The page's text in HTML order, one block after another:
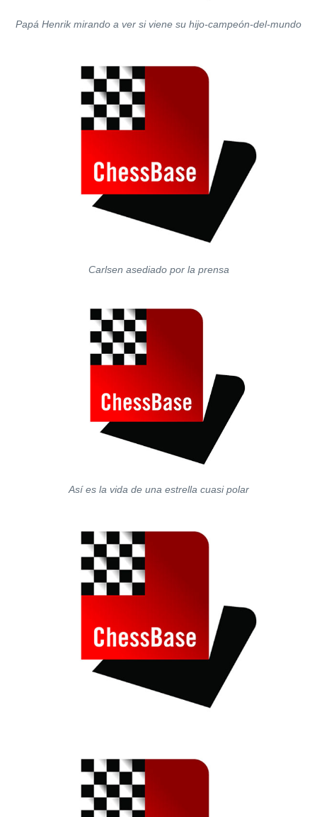
Papá Henrik mirando a ver si viene su hijo-campeón-del-mundo
Carlsen asediado por la prensa
Así es la vida de una estrella cuasi polar